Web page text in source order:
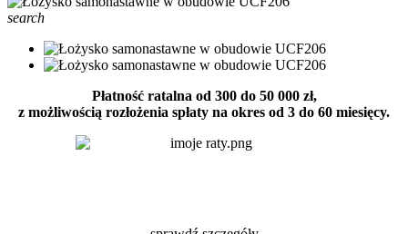
search
Płatność ratalna od 300 do 50 000 zł,
z możliwością rozłożenia spłaty na okres od 3 do 60 miesięcy.